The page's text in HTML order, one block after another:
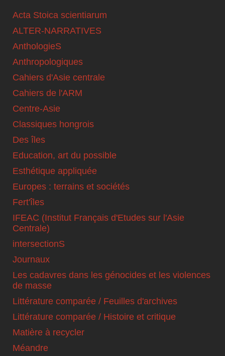
Acta Stoica scientiarum
ALTER-NARRATIVES
AnthologieS
Anthropologiques
Cahiers d'Asie centrale
Cahiers de l'ARM
Centre-Asie
Classiques hongrois
Des îles
Education, art du possible
Esthétique appliquée
Europes : terrains et sociétés
Fert'îles
IFEAC (Institut Français d'Etudes sur l'Asie
Centrale)
intersectionS
Journaux
Les cadavres dans les génocides et les violences
de masse
Littérature comparée / Feuilles d'archives
Littérature comparée / Histoire et critique
Matière à recycler
Méandre